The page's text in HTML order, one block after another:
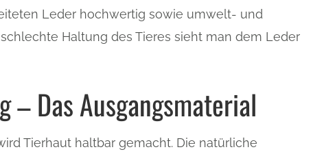
Leder hochwertig sowie umwelt- und
Haltung des Tieres sieht man dem Leder
– Das Ausgangsmaterial
Tierhaut haltbar gemacht. Die natürliche